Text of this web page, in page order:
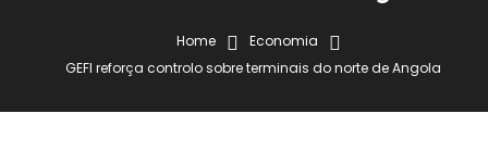
Home
Economia
GEFI reforça controlo sobre terminais do norte de Angola